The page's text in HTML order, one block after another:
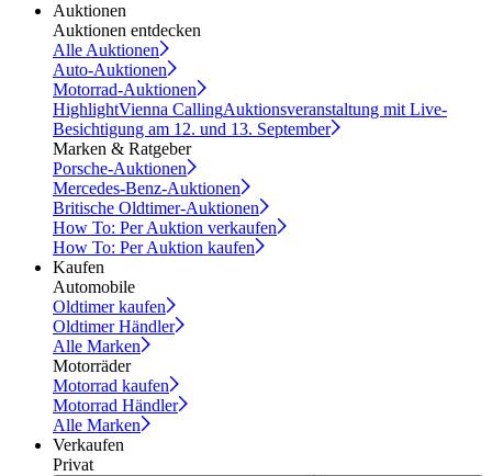
Auktionen
Auktionen entdecken
Alle Auktionen
Auto-Auktionen
Motorrad-Auktionen
HighlightVienna CallingAuktionsveranstaltung mit Live-
Besichtigung am 12. und 13. September
Marken & Ratgeber
Porsche-Auktionen
Mercedes-Benz-Auktionen
Britische Oldtimer-Auktionen
How To: Per Auktion verkaufen
How To: Per Auktion kaufen
Kaufen
Automobile
Oldtimer kaufen
Oldtimer Händler
Alle Marken
Motorräder
Motorrad kaufen
Motorrad Händler
Alle Marken
Verkaufen
Privat